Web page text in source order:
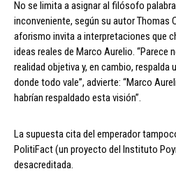
No se limita a asignar al filósofo
inconveniente, según su autor Thomas
aforismo invita a interpretaciones que
ideas reales de Marco Aurelio. “Parece
realidad objetiva y, en cambio, respalda
donde todo vale”, advierte: “Marco
habrían respaldado esta visión”.
La supuesta cita del emperador
PolitiFact (un proyecto del Instituto
desacreditada.